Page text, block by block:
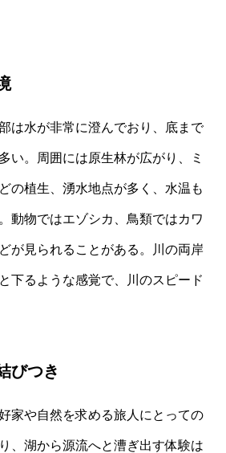
は水が非常に澄んでおり、底まで
い。周囲には原生林が広がり、ミ
の植生、湧水地点が多く、水温も
動物ではエゾシカ、鳥類ではカワ
が見られることがある。川の両岸
下るような感覚で、川のスピード
びつき
家や自然を求める旅人にとっての
、湖から源流へと漕ぎ出す体験は